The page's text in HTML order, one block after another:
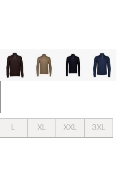
L XL XXL 3XL